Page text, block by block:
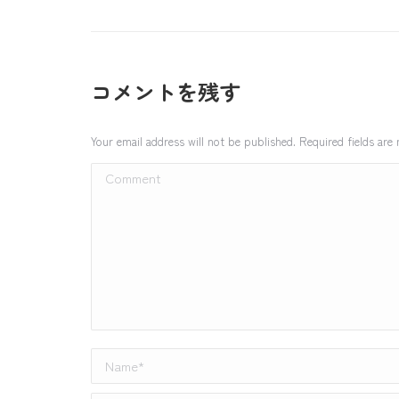
コメントを残す
Your email address will not be published. Required fields are
Comment
Name *